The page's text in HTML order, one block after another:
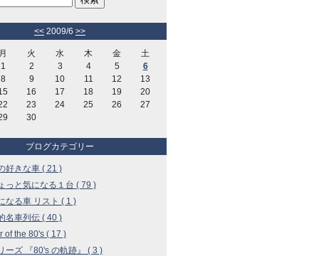
<< 2009/6 >>
月 火 水 木 金
土
1
2 3 4 5
6
8 9 10 11 12
13
16 17 18 19
20
23 24 25 26
27
30
ブログカテゴリー
好きな車 ( 21 )
っと気になる１台 ( 79 )
なる車 リスト ( 1 )
名車列伝 ( 40 )
of the 80's ( 17 )
ーズ 『80's の軌跡』 ( 3 )